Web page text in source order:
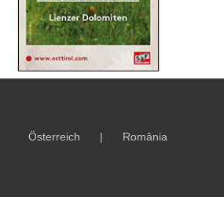
Österreich România